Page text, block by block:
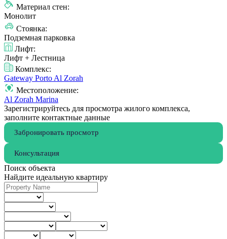
Материал стен:
Монолит
Стоянка:
Подземная парковка
Лифт:
Лифт + Лестница
Комплекс:
Gateway Porto Al Zorah
Местоположение:
Al Zorah Marina
Зарегистрируйтесь для просмотра жилого комплекса,
заполните контактные данные
Забронировать просмотр
Консультация
Поиск объекта
Найдите идеальную квартиру